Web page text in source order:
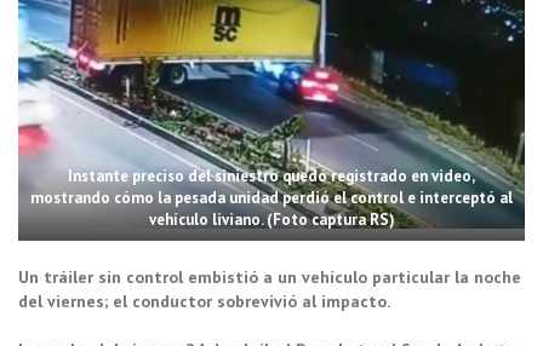
Instante preciso del siniestro quedó registrado en video,
mostrando cómo la pesada unidad perdió el control e interceptó al
vehículo liviano. (Foto captura RS)
Un tráiler sin control embistió a un vehículo particular la noche
del viernes; el conductor sobrevivió al impacto.